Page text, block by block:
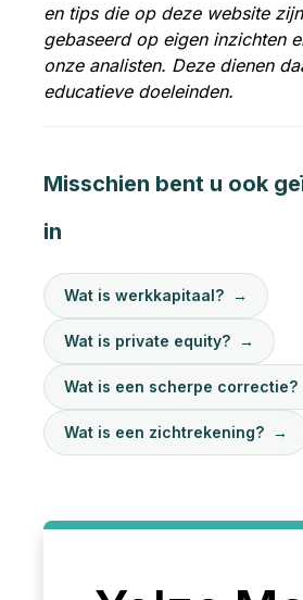
en tips die op deze website
gebaseerd op eigen inzichten
onze analisten. Deze dienen
educatieve doeleinden.
Misschien bent u ook
in
Wat is werkkapitaal? →
Wat is private equity? →
Wat is een scherpe correctie?
Wat is een zichtrekening? →